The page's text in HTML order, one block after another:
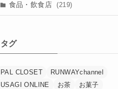
食品・飲食店 (219)
タグ
PAL CLOSET
RUNWAYchannel
USAGI ONLINE
お茶
お菓子